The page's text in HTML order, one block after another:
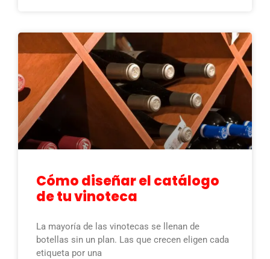
Cómo diseñar el catálogo
de tu vinoteca
La mayoría de las vinotecas se llenan de
botellas sin un plan. Las que crecen eligen cada
etiqueta por una